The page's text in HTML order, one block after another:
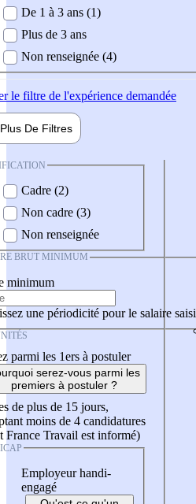
De 1 à 3 ans (1)
Plus de 3 ans
Non renseignée (4)
le filtre de l'expérience demandée
Plus De Filtres
Cadre (2)
Non cadre (3)
Non renseignée
BRUT MINIMUM
minimum
une périodicité pour le salaire saisi
parmi les 1ers à postuler
serez-vous parmi les
premiers à postuler ?
de plus de 15 jours,
moins de 4 candidatures
France Travail est informé)
Employeur handi-
engagé